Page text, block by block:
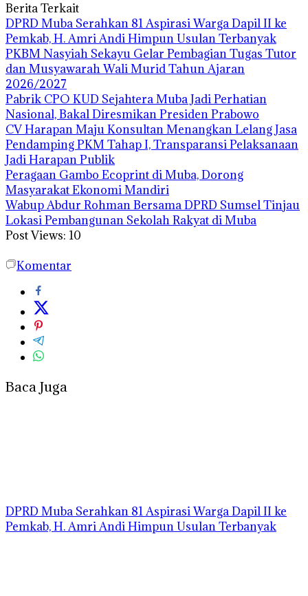
Berita Terkait
DPRD Muba Serahkan 81 Aspirasi Warga Dapil II ke
Pemkab, H. Amri Andi Himpun Usulan Terbanyak
PKBM Nasyiah Sekayu Gelar Pembagian Tugas Tutor
dan Musyawarah Wali Murid Tahun Ajaran
2026/2027
Pabrik CPO KUD Sejahtera Muba Jadi Perhatian
Nasional, Bakal Diresmikan Presiden Prabowo
CV Harapan Maju Konsultan Menangkan Lelang Jasa
Pendamping PKM Tahap I, Transparansi Pelaksanaan
Jadi Harapan Publik
Peragaan Gambo Ecoprint di Muba, Dorong
Masyarakat Ekonomi Mandiri
Wabup Abdur Rohman Bersama DPRD Sumsel Tinjau
Lokasi Pembangunan Sekolah Rakyat di Muba
Post Views: 10
Komentar
Baca Juga
DPRD Muba Serahkan 81 Aspirasi Warga Dapil II ke
Pemkab, H. Amri Andi Himpun Usulan Terbanyak